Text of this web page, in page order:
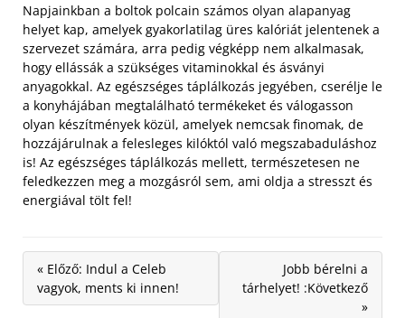
Napjainkban a boltok polcain számos olyan alapanyag
helyet kap, amelyek gyakorlatilag üres kalóriát jelentenek a
szervezet számára, arra pedig végképp nem alkalmasak,
hogy ellássák a szükséges vitaminokkal és ásványi
anyagokkal. Az egészséges táplálkozás jegyében, cserélje le
a konyhájában megtalálható termékeket és válogasson
olyan készítmények közül, amelyek nemcsak finomak, de
hozzájárulnak a felesleges kilóktól való megszabaduláshoz
is! Az egészséges táplálkozás mellett, természetesen ne
feledkezzen meg a mozgásról sem, ami oldja a stresszt és
energiával tölt fel!
« Előző: Indul a Celeb
vagyok, ments ki innen!
Jobb bérelni a
tárhelyet! :Következő
»